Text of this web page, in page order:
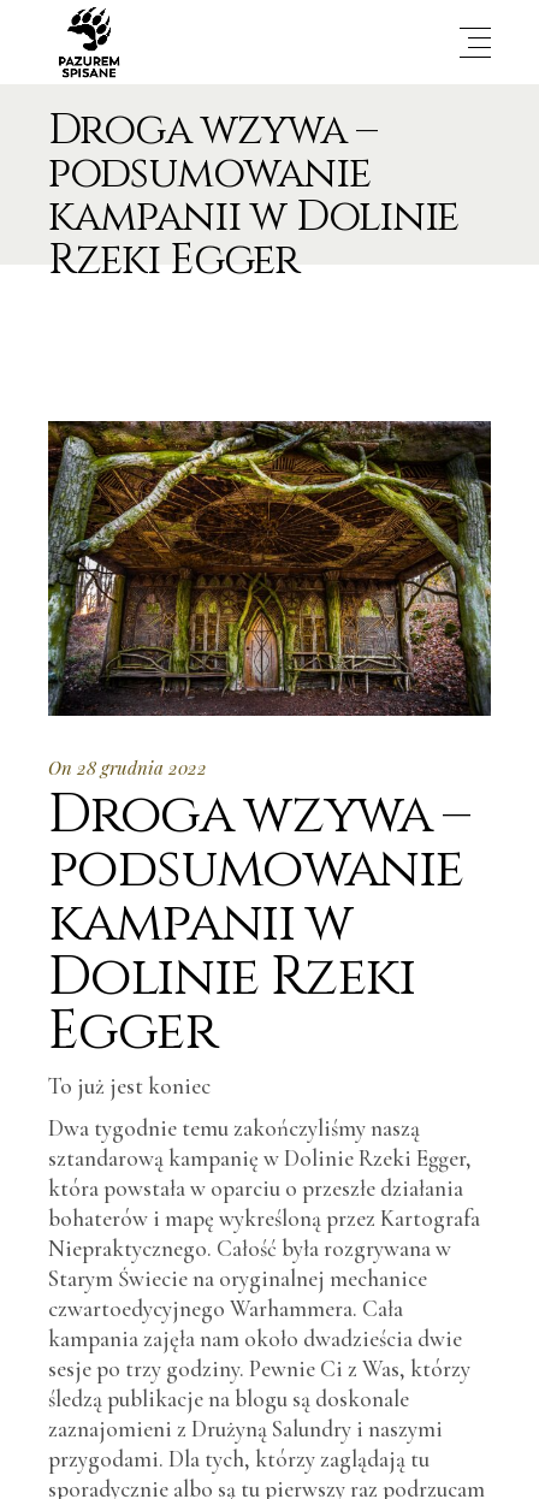
Droga wzywa –
podsumowanie
kampanii w Dolinie
Rzeki Egger
On 28 grudnia 2022
Droga wzywa –
podsumowanie
kampanii w
Dolinie Rzeki
Egger
To już jest koniec
Dwa tygodnie temu zakończyliśmy naszą
sztandarową kampanię w Dolinie Rzeki Egger,
która powstała w oparciu o przeszłe działania
bohaterów i mapę wykreśloną przez Kartografa
Niepraktycznego. Całość była rozgrywana w
Starym Świecie na oryginalnej mechanice
czwartoedycyjnego Warhammera. Cała
kampania zajęła nam około dwadzieścia dwie
sesje po trzy godziny. Pewnie Ci z Was, którzy
śledzą publikacje na blogu są doskonale
zaznajomieni z Drużyną Salundry i naszymi
przygodami. Dla tych, którzy zaglądają tu
sporadycznie albo są tu pierwszy raz podrzucam